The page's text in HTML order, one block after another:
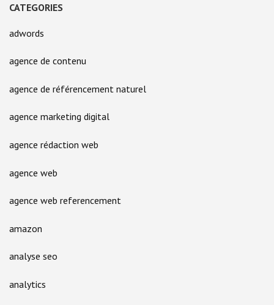
CATEGORIES
adwords
agence de contenu
agence de référencement naturel
agence marketing digital
agence rédaction web
agence web
agence web referencement
amazon
analyse seo
analytics